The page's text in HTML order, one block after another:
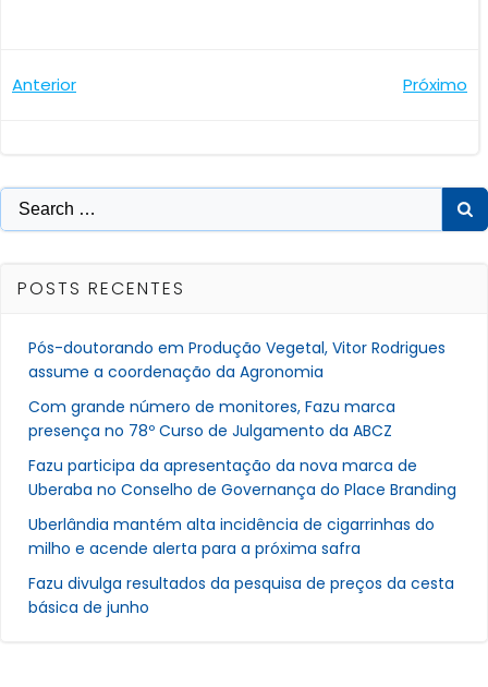
Navegação
Post
Anterior
Post
Próximo
Search
for:
POSTS RECENTES
Pós-doutorando em Produção Vegetal, Vitor Rodrigues
assume a coordenação da Agronomia
Com grande número de monitores, Fazu marca
presença no 78º Curso de Julgamento da ABCZ
Fazu participa da apresentação da nova marca de
Uberaba no Conselho de Governança do Place Branding
Uberlândia mantém alta incidência de cigarrinhas do
milho e acende alerta para a próxima safra
Fazu divulga resultados da pesquisa de preços da cesta
básica de junho